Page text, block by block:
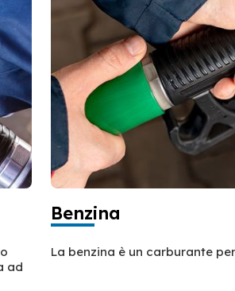
ad
Benzina
La benzina è un carburante